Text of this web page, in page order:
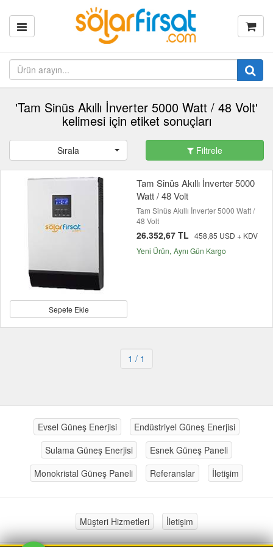
'Tam Sinüs Akıllı İnverter 5000 Watt / 48 Volt'
kelimesi için etiket sonuçları
Sırala Filtrele
Sepete Ekle
Tam Sinüs Akıllı İnverter 5000
Watt / 48 Volt
Tam Sinüs Akıllı İnverter 5000 Watt /
48 Volt
26.352,67 TL 458,85 USD + KDV
Yeni Ürün Aynı Gün Kargo
1 / 1
Evsel Güneş Enerjisi
Endüstriyel Güneş Enerjisi
Sulama Güneş Enerjisi
Esnek Güneş Paneli
Monokristal Güneş Paneli
Referanslar İletişim
Müşteri Hizmetleri İletişim